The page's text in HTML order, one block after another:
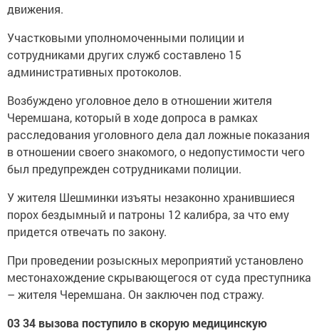
движения.
Участковыми уполномоченными полиции и
сотрудниками других служб составлено 15
административных протоколов.
Возбуждено уголовное дело в отношении жителя
Черемшана, который в ходе допроса в рамках
расследования уголовного дела дал ложные показания
в отношении своего знакомого, о недопустимости чего
был предупрежден сотрудниками полиции.
У жителя Шешминки изъяты незаконно хранившиеся
порох бездымный и патроны 12 калибра, за что ему
придется отвечать по закону.
При проведении розыскных мероприятий установлено
местонахождение скрывающегося от суда преступника
– жителя Черемшана. Он заключен под стражу.
03 34 вызова поступило в скорую медицинскую